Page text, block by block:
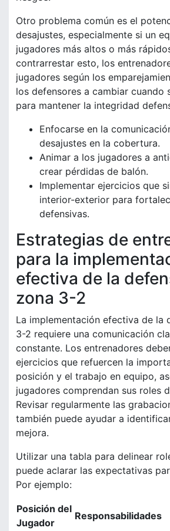
Otro problema común es el
desajustes, especialmente si un
jugadores más altos o más
contrarrestar esto, los
jugadores según los
los defensores a cambiar cuando
para mantener la integridad
Enfocarse en la
desajustes en la cobertura.
Animar a los jugadores a
crear pérdidas de balón.
Implementar ejercicios que
interior-exterior para
defensivas.
Estrategias de
para la
efectiva de la
zona 3-2
La implementación efectiva de la
3-2 requiere una comunicación
constante. Los entrenadores
ejercicios que refuercen la
posición y el trabajo en equipo,
jugadores comprendan sus roles
Revisar regularmente las
también puede ayudar a
mejora.
Utilizar una tabla para delinear
puede aclarar las expectativas
Por ejemplo:
Posición del
Jugador
Responsabilidades